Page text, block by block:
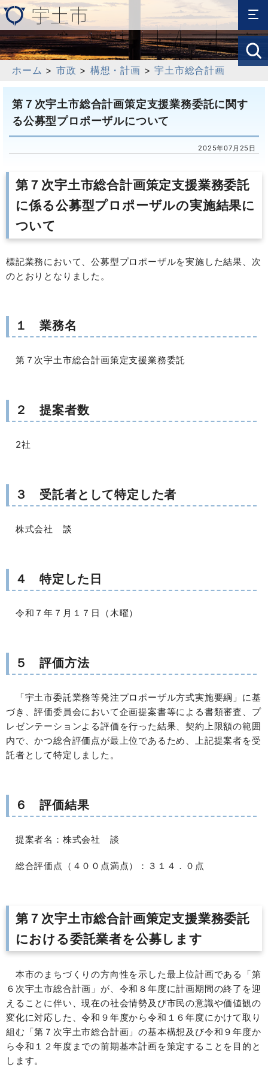
ホーム > 市政 > 構想・計画 >宇土市総合計画
第７次宇土市総合計画策定支援業務委託に関す
る公募型プロポーザルについて
2025年07月25日
第７次宇土市総合計画策定支援業務委託
に係る公募型プロポーザルの実施結果に
ついて
標記業務において、公募型プロポーザルを実施した結果、次
のとおりとなりました。
１ 業務名
第７次宇土市総合計画策定支援業務委託
２ 提案者数
2社
３ 受託者として特定した者
株式会社 談
４ 特定した日
令和７年７月１７日（木曜）
５ 評価方法
「宇土市委託業務等発注プロポーザル方式実施要綱」に基
づき、評価委員会において企画提案書等による書類審査、プ
レゼンテーションよる評価を行った結果、契約上限額の範囲
内で、かつ総合評価点が最上位であるため、上記提案者を受
託者として特定しました。
６ 評価結果
提案者名：株式会社 談
総合評価点（４００点満点）：３１４．０点
第７次宇土市総合計画策定支援業務委託
における委託業者を公募します
本市のまちづくりの方向性を示した最上位計画である「第
６次宇土市総合計画」が、令和８年度に計画期間の終了を迎
えることに伴い、現在の社会情勢及び市民の意識や価値観の
変化に対応した、令和９年度から令和１６年度にかけて取り
組む「第７次宇土市総合計画」の基本構想及び令和９年度か
ら令和１２年度までの前期基本計画を策定することを目的と
します。